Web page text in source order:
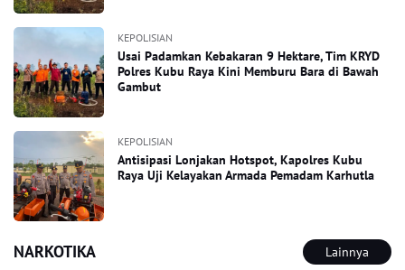
KEPOLISIAN
Usai Padamkan Kebakaran 9 Hektare, Tim KRYD
Polres Kubu Raya Kini Memburu Bara di Bawah
Gambut
KEPOLISIAN
Antisipasi Lonjakan Hotspot, Kapolres Kubu
Raya Uji Kelayakan Armada Pemadam Karhutla
NARKOTIKA Lainnya